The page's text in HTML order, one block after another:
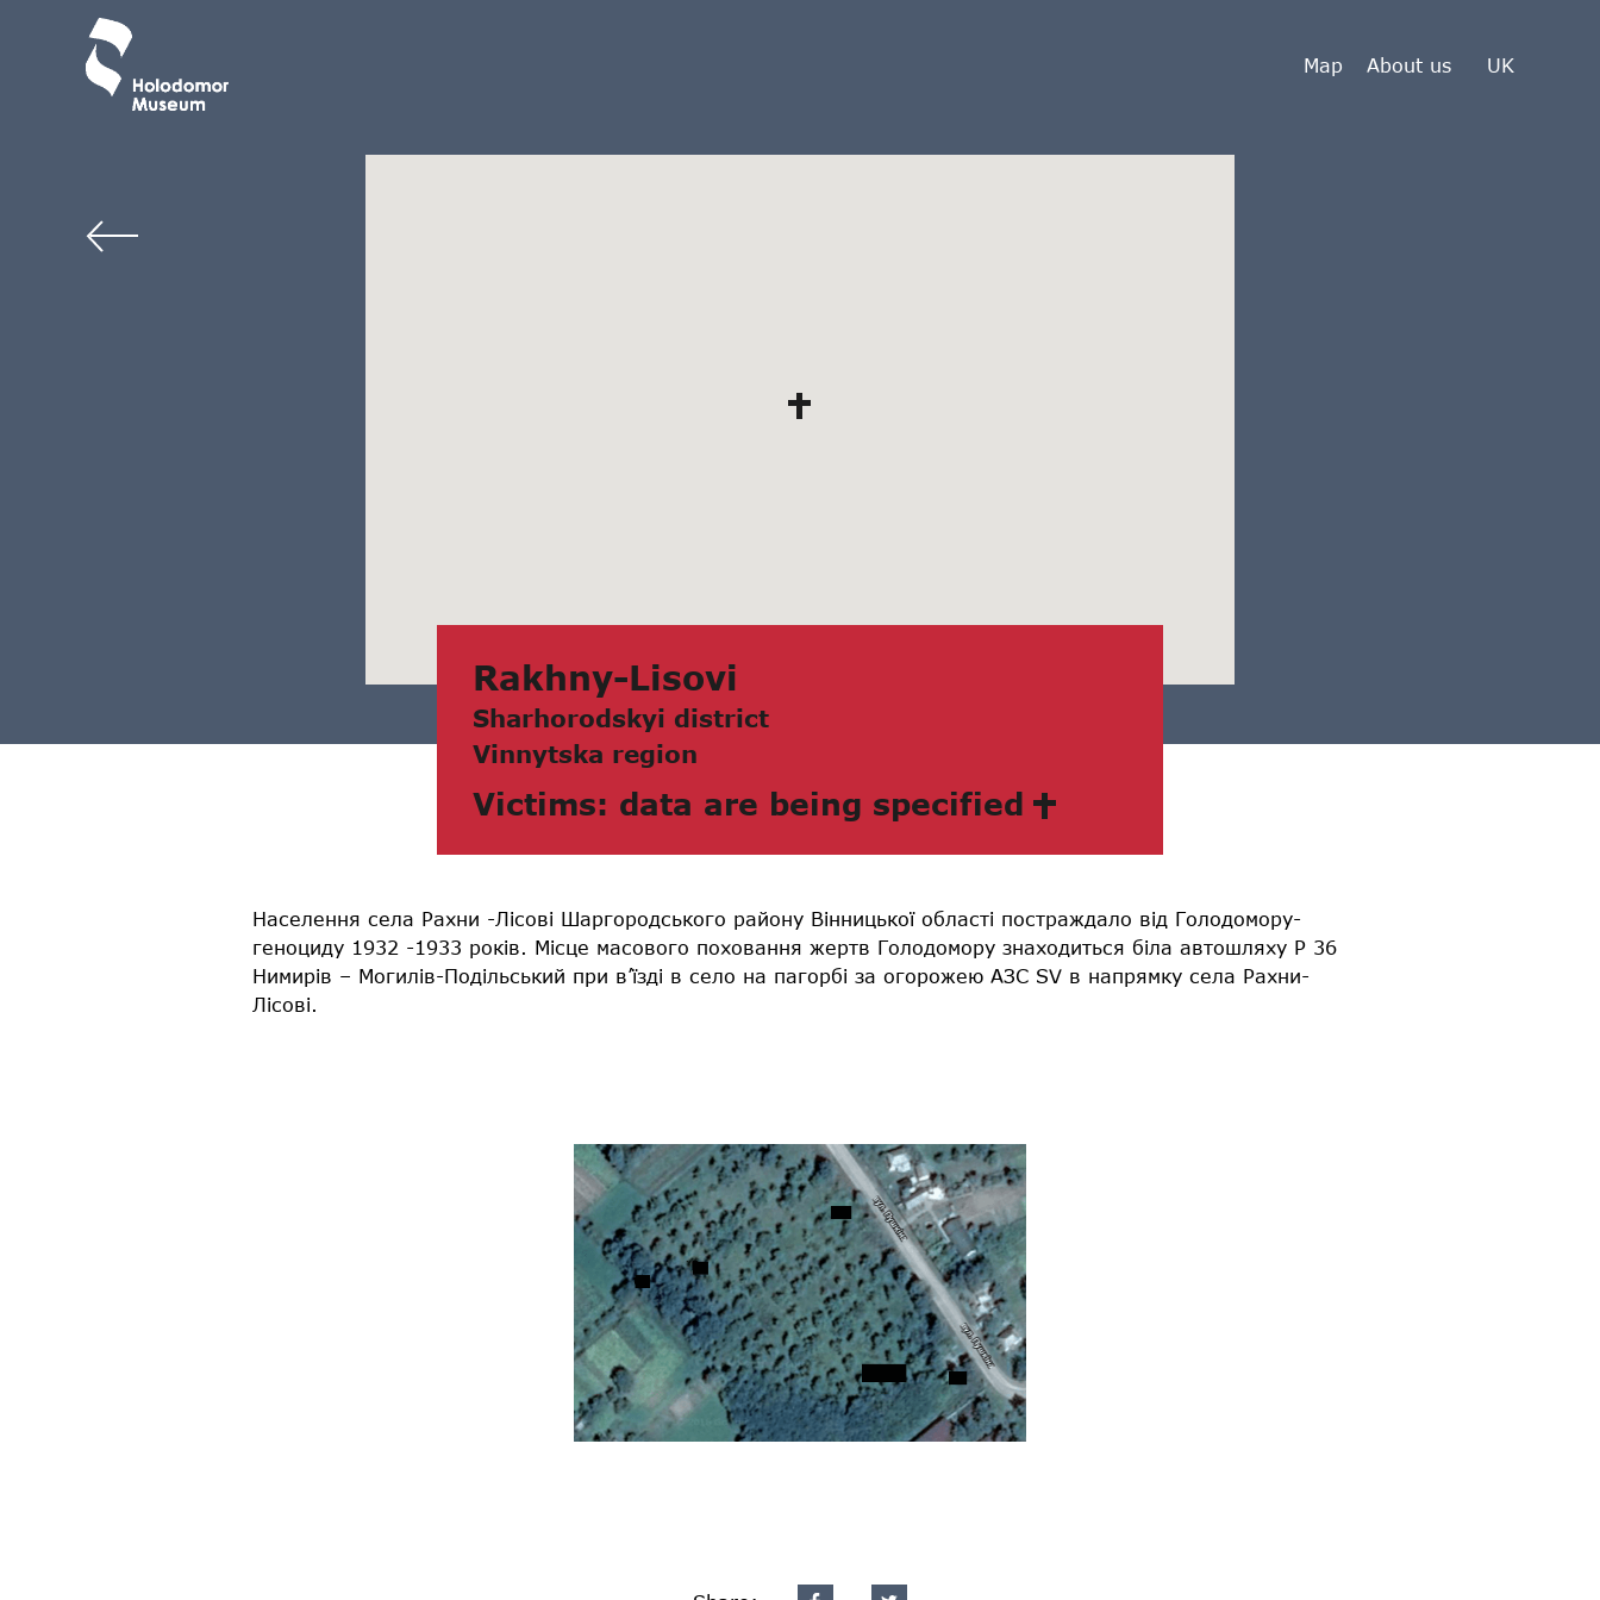
Map About us UK
Rаkhny-Lisovi
Shаrhorodskyi district
Vinnytskа region
Victims: data are being specified
Населення села Рахни -Лісові Шаргородського району Вінницької області постраждало від Голодомору-
геноциду 1932 -1933 років. Місце масового поховання жертв Голодомору знаходиться біла автошляху Р 36
Нимирів – Могилів-Подільський при в’їзді в село на пагорбі за огорожею АЗС SV в напрямку села Рахни-
Лісові.